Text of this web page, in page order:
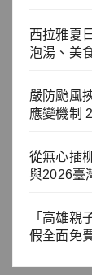
西拉雅夏
泡湯、美
嚴防颱風
應變機制
從無心插
與2026臺
「高雄親
假全面免